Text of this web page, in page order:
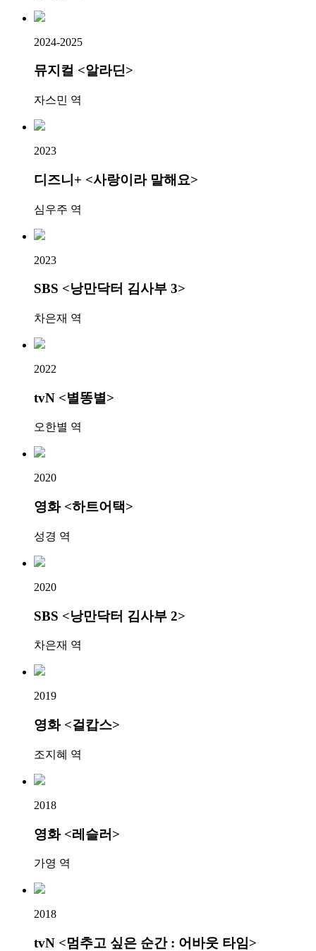
2024-2025
뮤지컬 <알라딘>
자스민 역
2023
디즈니+ <사랑이라 말해요>
심우주 역
2023
SBS <낭만닥터 김사부 3>
차은재 역
2022
tvN <별똥별>
오한별 역
2020
영화 <하트어택>
성경 역
2020
SBS <낭만닥터 김사부 2>
차은재 역
2019
영화 <걸캅스>
조지혜 역
2018
영화 <레슬러>
가영 역
2018
tvN <멈추고 싶은 순간 : 어바웃 타임>